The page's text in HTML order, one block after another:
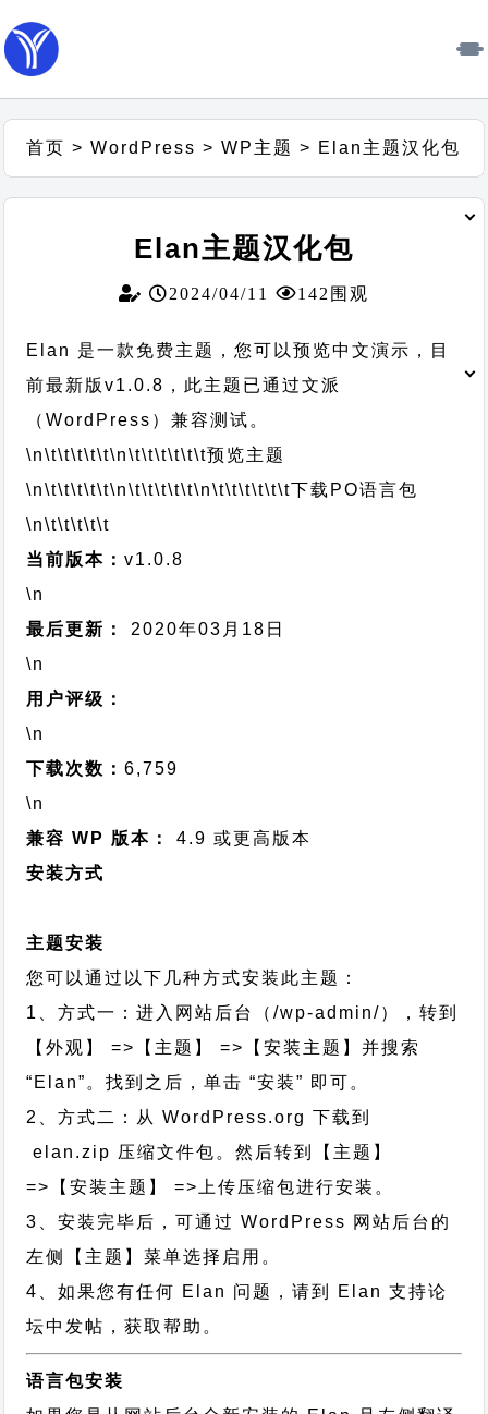
首页 >WordPress >WP主题 > Elan主题汉化包
Elan主题汉化包
2024/04/11 142围观
Elan 是一款免费主题，您可以预览中文演示，目
前最新版v1.0.8，此主题已通过文派
（WordPress）兼容测试。
\n\t\t\t\t\t\n\t\t\t\t\t\t预览主题
\n\t\t\t\t\t\n\t\t\t\t\t\n\t\t\t\t\t\t下载PO语言包
\n\t\t\t\t\t
当前版本：v1.0.8
\n
最后更新：
2020年03月18日
\n
用户评级：
\n
下载次数：6,759
\n
兼容 WP 版本：
4.9 或更高版本
安装方式
主题安装
您可以通过以下几种方式安装此主题：
1、方式一：进入网站后台（/wp-admin/），转到
【外观】 =>【主题】 =>【安装主题】并搜索
“Elan”。找到之后，单击 “安装” 即可。
2、方式二：从 WordPress.org 下载到
elan.zip 压缩文件包。然后转到【主题】
=>【安装主题】 =>上传压缩包进行安装。
3、安装完毕后，可通过 WordPress 网站后台的
左侧【主题】菜单选择启用。
4、如果您有任何 Elan 问题，请到 Elan 支持论
坛中发帖，获取帮助。
语言包安装